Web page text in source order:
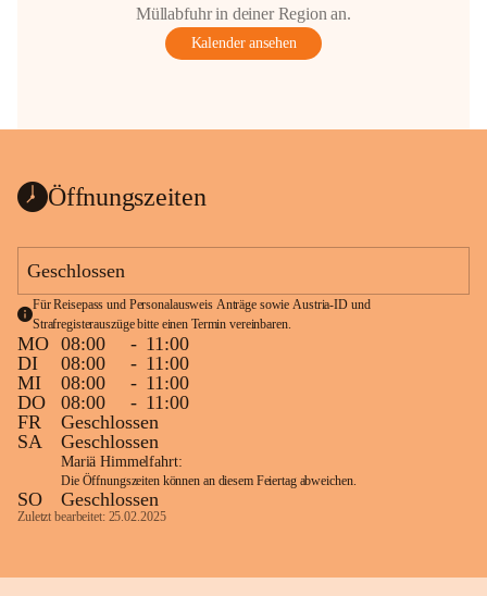
Müllabfuhr in deiner Region an.
Kalender ansehen
Öffnungszeiten
Geschlossen
Für Reisepass und Personalausweis Anträge sowie Austria-ID und
Strafregisterauszüge bitte einen Termin vereinbaren.
MO 08:00 - 11:00
DI
08:00 - 11:00
MI
08:00 - 11:00
DO
08:00 - 11:00
FR
Geschlossen
SA
Geschlossen
Mariä Himmelfahrt:
Die Öffnungszeiten können an diesem Feiertag abweichen.
SO Geschlossen
Zuletzt bearbeitet: 25.02.2025